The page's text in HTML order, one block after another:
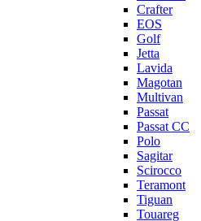
Crafter
EOS
Golf
Jetta
Lavida
Magotan
Multivan
Passat
Passat CC
Polo
Sagitar
Scirocco
Teramont
Tiguan
Touareg